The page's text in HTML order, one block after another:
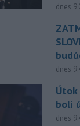
dnes
dnes
Útok
boli
dnes